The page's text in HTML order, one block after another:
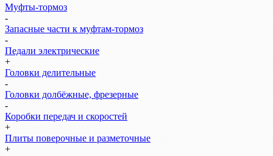
Муфты-тормоз
-
Запасные части к муфтам-тормоз
-
Педали электрические
+
Головки делительные
-
Головки долбёжные, фрезерные
-
Коробки передач и скоростей
+
Плиты поверочные и разметочные
+